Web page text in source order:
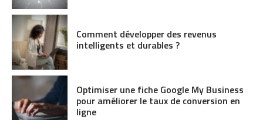
Comment développer des revenus
intelligents et durables ?
Optimiser une fiche Google My Business
pour améliorer le taux de conversion en
ligne